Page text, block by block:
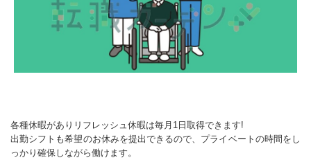
各種休暇がありリフレッシュ休暇は毎月1日取得できます!
出勤シフトも希望のお休みを提出できるので、プライベートの時間をし
っかり確保しながら働けます。